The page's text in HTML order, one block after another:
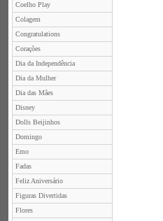
Coelho Play
Colagem
Congratulations
Corações
Dia da Independência
Dia da Mulher
Dia das Mães
Disney
Dolls Beijinhos
Domingo
Emo
Fadas
Feliz Aniversário
Figuras Divertidas
Flores